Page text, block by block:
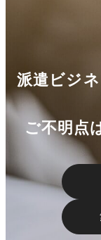
派遣ビジ
ご不明点